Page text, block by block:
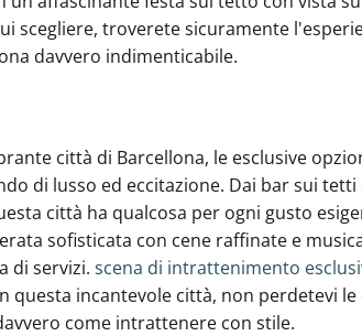
scegliere, troverete sicuramente
davvero indimenticabile.
città di Barcellona,‍ le esclusive
di ‍lusso ed eccitazione. Dai bar sui
città ha qualcosa per ogni gusto
sofisticata con cene raffinate e
di servizi. scena di intrattenimento
questa incantevole città, non perdetevi
come intrattenere con stile.